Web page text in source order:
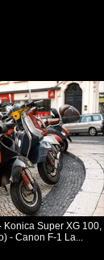
Konica Super XG 100,
- Canon F-1 La...